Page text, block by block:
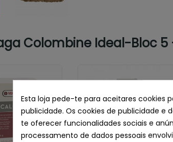
Colombine Ideal-Bloc 5
Esta loja pede-te para aceitares cookies
publicidade. Os cookies de publicidade e
te oferecer funcionalidades sociais e
processamento de dados pessoais